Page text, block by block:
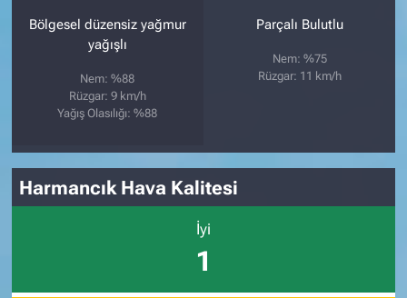
Bölgesel düzensiz yağmur
yağışlı
Nem: %88
Rüzgar: 9 km/h
Yağış Olasılığı: %88
Parçalı Bulutlu
Nem: %75
Rüzgar: 11 km/h
Harmancık Hava Kalitesi
İyi
1